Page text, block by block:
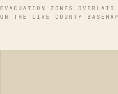
EVACUATION ZONES OVERLAID
ON THE LIVE COUNTY BASEMAP